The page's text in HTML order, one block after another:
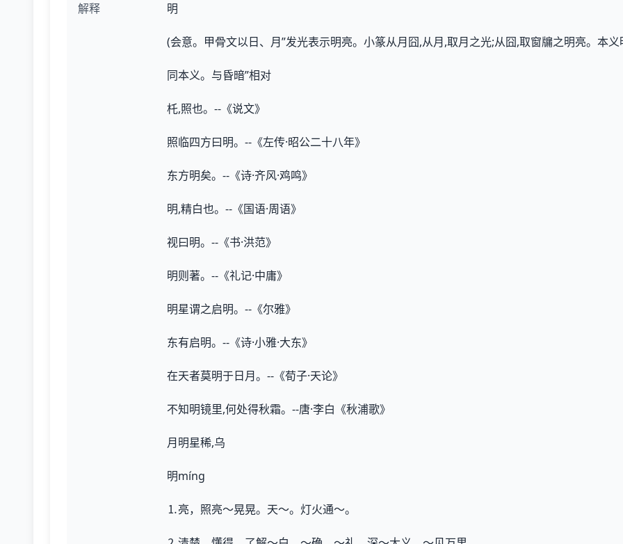
解释 明
(会意。甲骨文以日、月”发光表示明亮。小篆从月囧,从月,取月之光;从囧,取窗牖之明亮。本
同本义。与昏暗”相对
杔,照也。--《说文》
照临四方曰明。--《左传·昭公二十八年》
东方明矣。--《诗·齐风·鸡鸣》
明,精白也。--《国语·周语》
视曰明。--《书·洪范》
明则著。--《礼记·中庸》
明星谓之启明。--《尔雅》
东有启明。--《诗·小雅·大东》
在天者莫明于日月。--《荀子·天论》
不知明镜里,何处得秋霜。--唐·李白《秋浦歌》
月明星稀,乌
明míng
⒈亮，照亮～晃晃。天～。灯火通～。